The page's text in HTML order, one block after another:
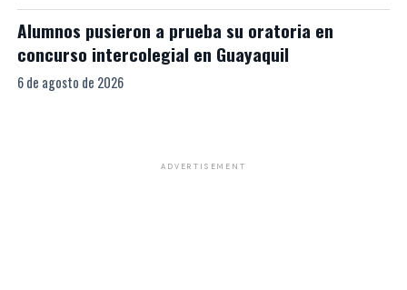
Alumnos pusieron a prueba su oratoria en
concurso intercolegial en Guayaquil
6 de agosto de 2026
ADVERTISEMENT